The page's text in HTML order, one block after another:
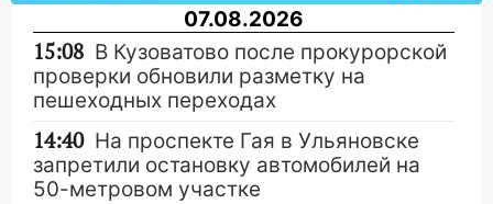
07.08.2026
15:08 В Кузоватово после прокурорской
проверки обновили разметку на
пешеходных переходах
14:40 На проспекте Гая в Ульяновске
запретили остановку автомобилей на
50-метровом участке